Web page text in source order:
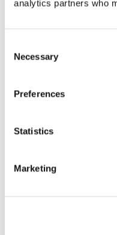
analytics partners who
Selection
Necessary
Preferences
Statistics
Marketing